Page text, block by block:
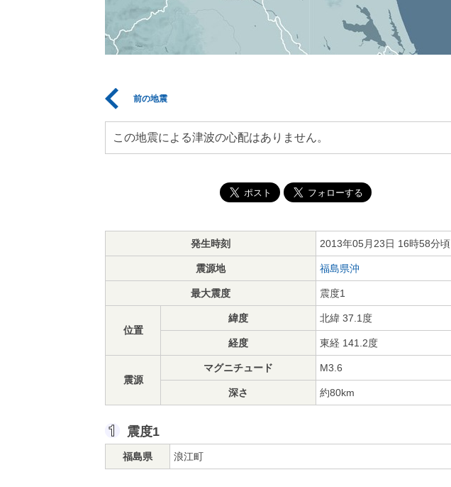
前の地震
この地震による津波の心配はありません。
発生時刻 2013年05月23日 16時58分頃
震源地 福島県沖
最大震度 震度1
位置
緯度 北緯 37.1度
経度 東経 141.2度
震源
マグニチュード M3.6
深さ 約80km
震度1
福島県 浪江町